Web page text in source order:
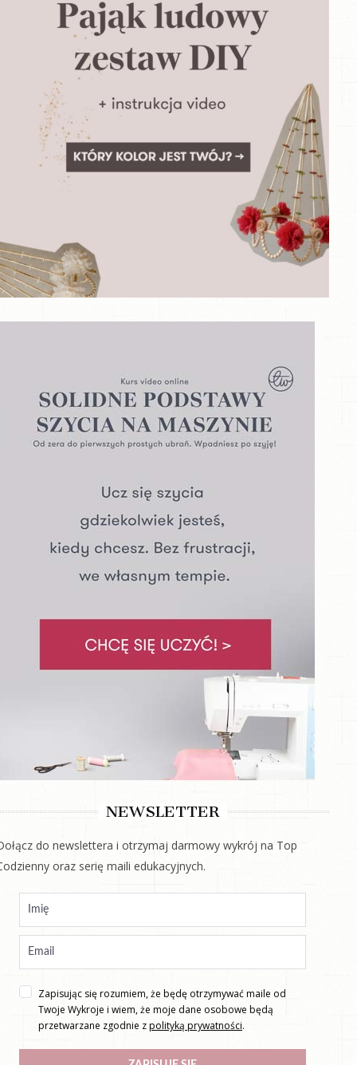
NEWSLETTER
do newslettera i otrzymaj darmowy wykrój na Top
oraz serię maili edukacyjnych.
Zapisując się rozumiem, że będę otrzymywać maile od
Twoje Wykroje i wiem, że moje dane osobowe będą
przetwarzane zgodnie zpolityką prywatności.